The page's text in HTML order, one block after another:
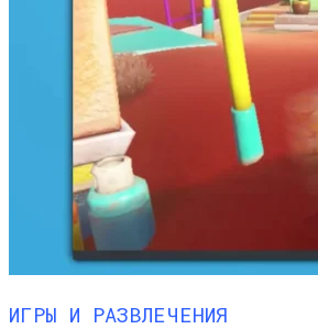
ИГРЫ И РАЗВЛЕЧЕНИЯ